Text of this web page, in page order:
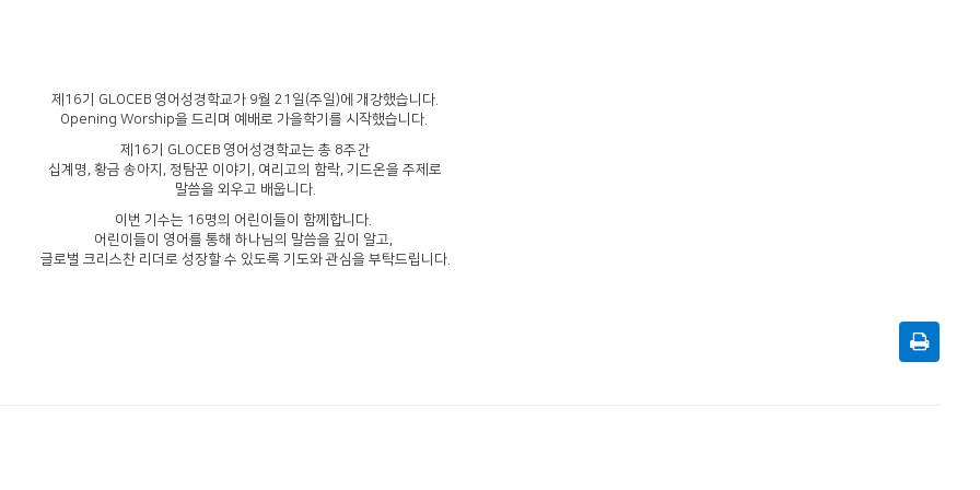
제16기 GLOCEB 영어성경학교가 9월 21일(주일)에 개강했습니다.
Opening Worship을 드리며 예배로 가을학기를 시작했습니다.
제16기 GLOCEB 영어성경학교는 총 8주간
십계명, 황금 송아지, 정탐꾼 이야기, 여리고의 함락, 기드온을 주제로
말씀을 외우고 배웁니다.
이번 기수는 16명의 어린이들이 함께합니다.
어린이들이 영어를 통해 하나님의 말씀을 깊이 알고,
글로벌 크리스찬 리더로 성장할 수 있도록 기도와 관심을 부탁드립니다.